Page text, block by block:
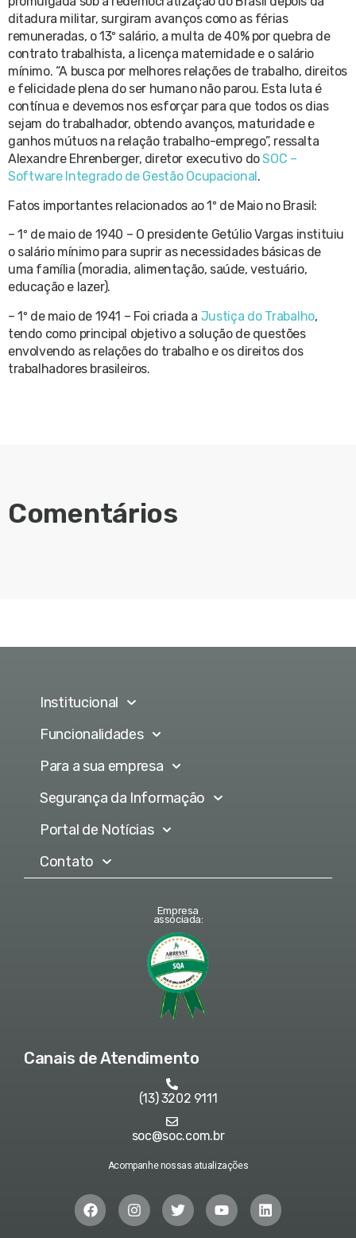
ditadura militar, surgiram avanços como as férias
remuneradas, o 13º salário, a multa de 40% por quebra de
contrato trabalhista, a licença maternidade e o salário
mínimo. “A busca por melhores relações de trabalho, direitos
e felicidade plena do ser humano não parou. Esta luta é
contínua e devemos nos esforçar para que todos os dias
sejam do trabalhador, obtendo avanços, maturidade e
ganhos mútuos na relação trabalho-emprego”, ressalta
Alexandre Ehrenberger, diretor executivo doSOC –
Software Integrado de Gestão Ocupacional .
Fatos importantes relacionados ao 1º de Maio no Brasil:
– 1º de maio de 1940 – O presidente Getúlio Vargas instituiu
o salário mínimo para suprir as necessidades básicas de
uma família (moradia, alimentação, saúde, vestuário,
educação e lazer).
– 1º de maio de 1941 – Foi criada a Justiça do Trabalho,
tendo como principal objetivo a solução de questões
envolvendo as relações do trabalho e os direitos dos
trabalhadores brasileiros.
Comentários
Institucional
Funcionalidades
Para a sua empresa
Segurança da Informação
Portal de Notícias
Contato
Empresa
associada:
Canais de Atendimento
(13) 3202 9111
soc@soc.com.br
Acompanhe nossas atualizações